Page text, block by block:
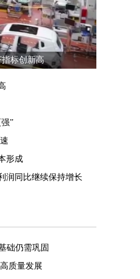
标创新高
”
形成
润同比继续保持增长
础仍需巩固
质量发展